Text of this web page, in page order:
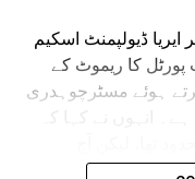
ڈیولپمنٹ اسکیم
کا ریموٹ کے
ہوئے مسٹرچوہدری
انتظامیہ اور